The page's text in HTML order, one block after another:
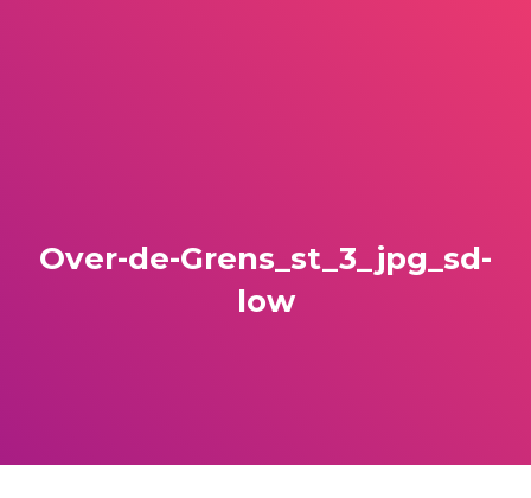
Over-de-Grens_st_3_jpg_sd-
low